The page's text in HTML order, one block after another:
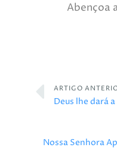
Abençoa
ARTIGO
Deus lhe dará
Nossa Senhora